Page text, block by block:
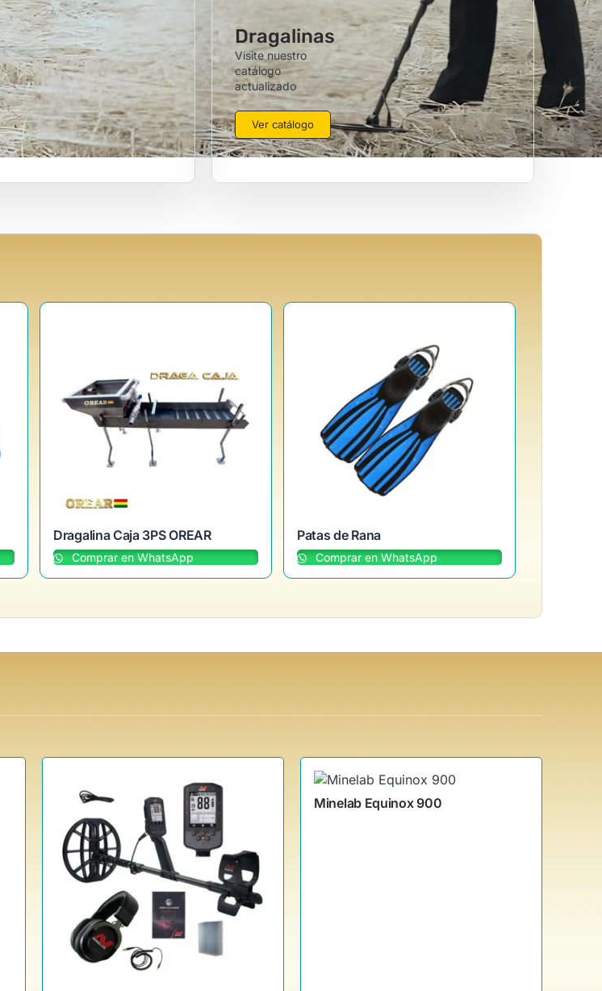
Dragalinas
Visite nuestro
catálogo
actualizado
Ver catálogo
Dragalina Caja 3PS OREAR
Comprar en WhatsApp
Patas de Rana
Comprar en WhatsApp
Minelab Equinox 900